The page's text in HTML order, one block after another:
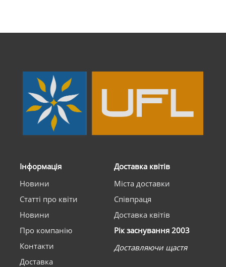
Інформація
Новини
Статті про квіти
Новини
Про компанію
Контакти
Доставка
Доставка квітів
Міста доставки
Співпраця
Доставка квітів
Рік заснування 2003
Доставляючи щастя